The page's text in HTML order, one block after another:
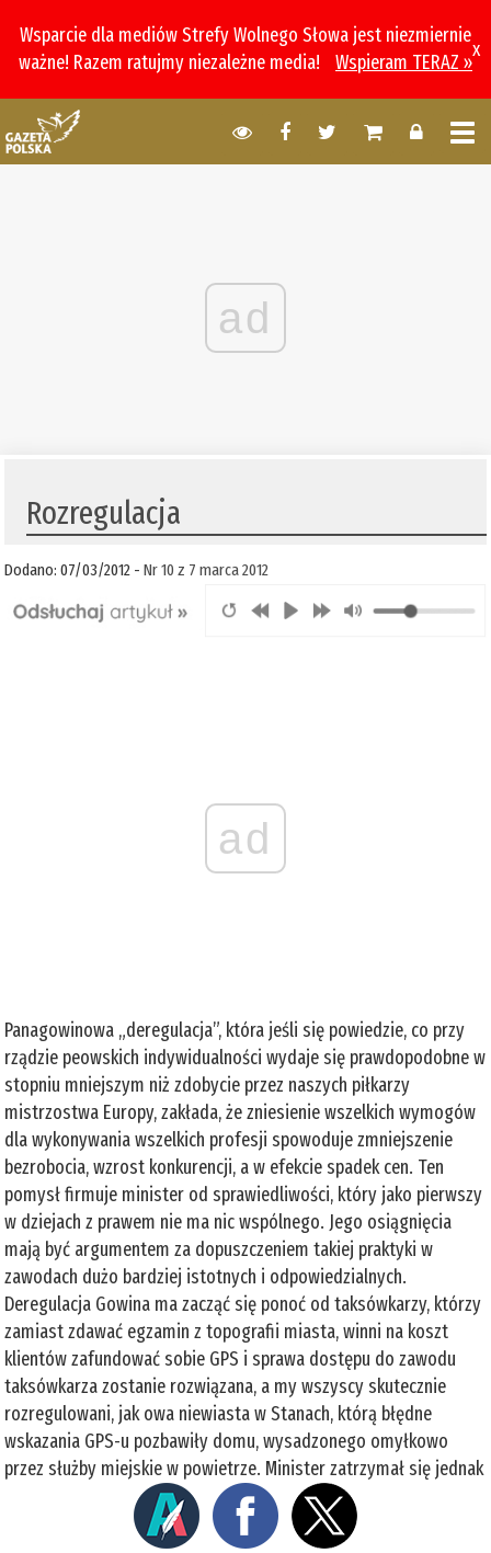
Wsparcie dla mediów Strefy Wolnego Słowa jest niezmiernie
ważne! Razem ratujmy niezależne media!
Wspieram TERAZ »
x
ad
Rozregulacja
Dodano: 07/03/2012 -Nr 10 z 7 marca 2012
ad
Panagowinowa „deregulacja”, która jeśli się powiedzie, co przy
rządzie peowskich indywidualności wydaje się prawdopodobne w
stopniu mniejszym niż zdobycie przez naszych piłkarzy
mistrzostwa Europy, zakłada, że zniesienie wszelkich wymogów
dla wykonywania wszelkich profesji spowoduje zmniejszenie
bezrobocia, wzrost konkurencji, a w efekcie spadek cen. Ten
pomysł firmuje minister od sprawiedliwości, który jako pierwszy
w dziejach z prawem nie ma nic wspólnego. Jego osiągnięcia
mają być argumentem za dopuszczeniem takiej praktyki w
zawodach dużo bardziej istotnych i odpowiedzialnych.
Deregulacja Gowina ma zacząć się ponoć od taksówkarzy, którzy
zamiast zdawać egzamin z topografii miasta, winni na koszt
klientów zafundować sobie GPS i sprawa dostępu do zawodu
taksówkarza zostanie rozwiązana, a my wszyscy skutecznie
rozregulowani, jak owa niewiasta w Stanach, którą błędne
wskazania GPS-u pozbawiły domu, wysadzonego omyłkowo
przez służby miejskie w powietrze. Minister zatrzymał się jednak